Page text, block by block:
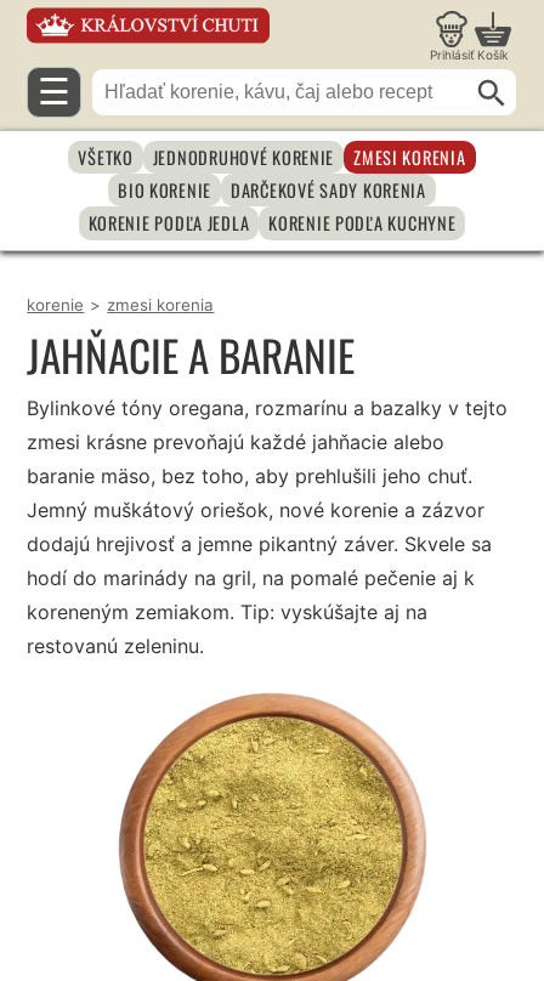
Prihlásiť Košík
☰
VŠETKO JEDNODRUHOVÉ KORENIE
ZMESI KORENIA
BIO KORENIE
DARČEKOVÉ SADY KORENIA
KORENIE PODĽA JEDLA
KORENIE PODĽA KUCHYNE
korenie > zmesi korenia
JAHŇACIE A BARANIE
Bylinkové tóny oregana, rozmarínu a bazalky v tejto
zmesi krásne prevoňajú každé jahňacie alebo
baranie mäso, bez toho, aby prehlušili jeho chuť.
Jemný muškátový oriešok, nové korenie a zázvor
dodajú hrejivosť a jemne pikantný záver. Skvele sa
hodí do marinády na gril, na pomalé pečenie aj k
koreneným zemiakom. Tip: vyskúšajte aj na
restovanú zeleninu.